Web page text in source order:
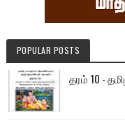
POPULAR POSTS
தரம் 10 -